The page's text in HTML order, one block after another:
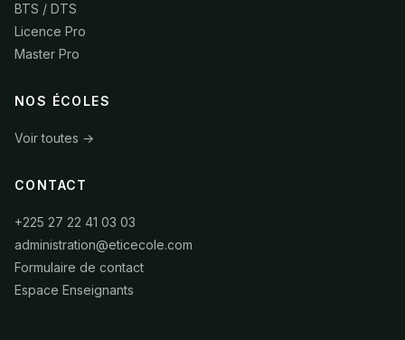
BTS / DTS
Licence Pro
Master Pro
NOS ÉCOLES
Voir toutes →
CONTACT
+225 27 22 41 03 03
administration@eticecole.com
Formulaire de contact
Espace Enseignants